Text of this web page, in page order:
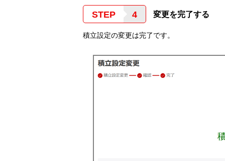
STEP 変更を完了する
積立設定の変更は完了です。